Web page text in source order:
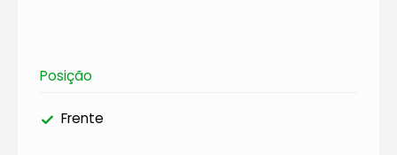
Posição
Frente